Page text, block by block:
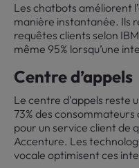
Les chatbots améliorent
manière instantanée. Ils
requêtes clients selon
même 95% lorsqu’une
Centre d’appels
Le centre d’appels reste
73% des
pour un service client de
Accenture. Les
vocale optimisent ces